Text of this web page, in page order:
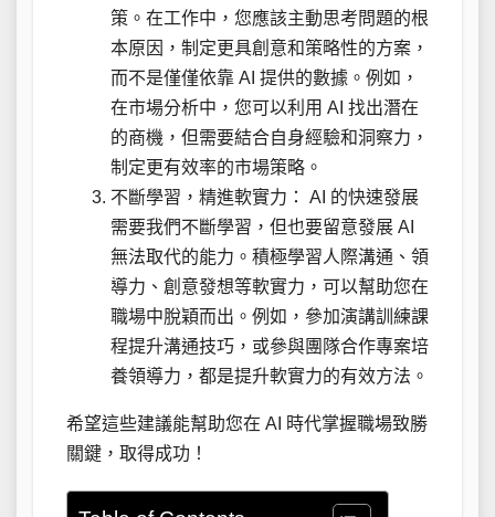
策。在工作中，您應該主動思考問題的根
本原因，制定更具創意和策略性的方案，
而不是僅僅依靠 AI 提供的數據。例如，
在市場分析中，您可以利用 AI 找出潛在
的商機，但需要結合自身經驗和洞察力，
制定更有效率的市場策略。
不斷學習，精進軟實力： AI 的快速發展
需要我們不斷學習，但也要留意發展 AI
無法取代的能力。積極學習人際溝通、領
導力、創意發想等軟實力，可以幫助您在
職場中脫穎而出。例如，參加演講訓練課
程提升溝通技巧，或參與團隊合作專案培
養領導力，都是提升軟實力的有效方法。
希望這些建議能幫助您在 AI 時代掌握職場致勝
關鍵，取得成功！